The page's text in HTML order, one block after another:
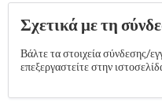
Σχετικά με τη
Βάλτε τα στοιχεία σύνδεσης/
επεξεργαστείτε στην